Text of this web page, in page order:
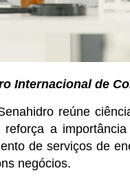
Internacional de
reúne
a
de serviços de
negócios.